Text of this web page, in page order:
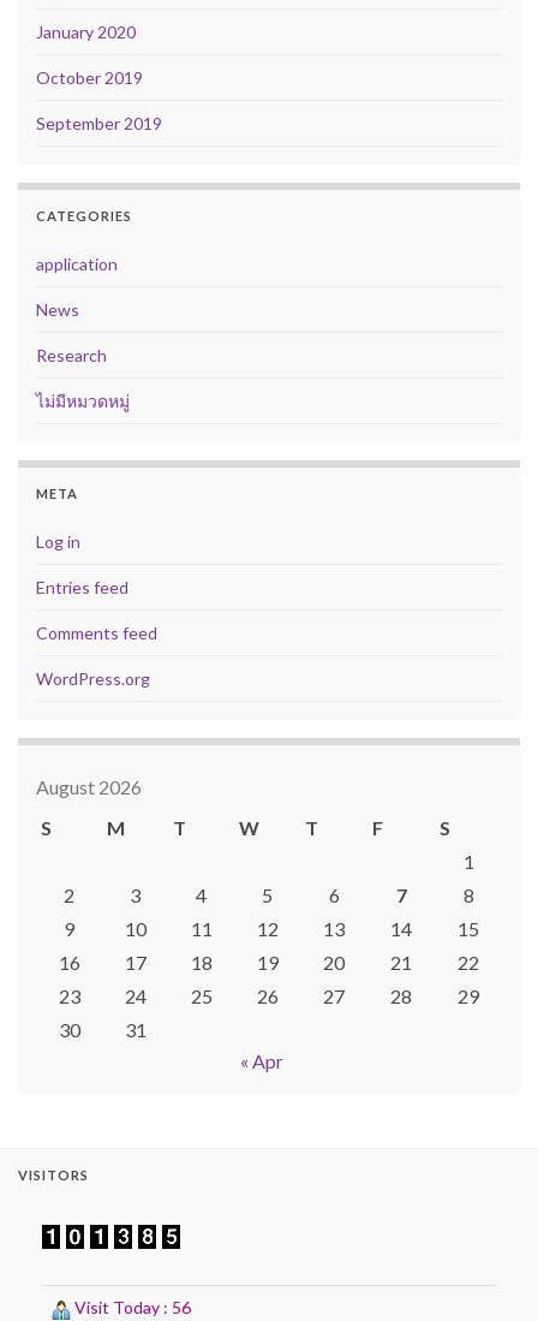
January 2020
October 2019
September 2019
CATEGORIES
application
News
Research
ไม่มีหมวดหมู่
META
Log in
Entries feed
Comments feed
WordPress.org
August 2026
S
M T W T F
S
1
2
3 4 5 6 7
8
9
10 11 12 13 14
15
16
17 18 19 20 21
22
23
24 25 26 27 28
29
30
31
« Apr
VISITORS
Visit Today : 56